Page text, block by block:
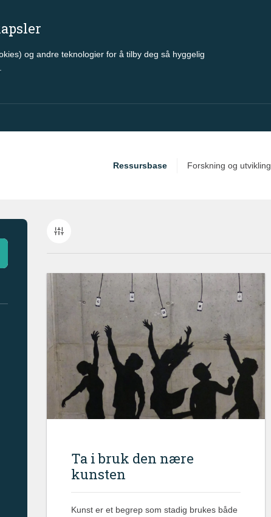
og andre teknologier for å tilby deg så hyggelig
Ressursbase Forskning og utvikling
Ta i bruk den nære
kunsten
Kunst er et begrep som stadig brukes både